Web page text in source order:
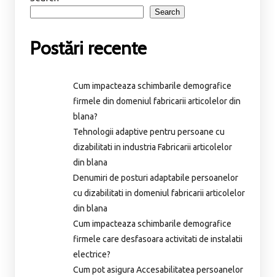
Search
Postări recente
Cum impacteaza schimbarile demografice
firmele din domeniul fabricarii articolelor din
blana?
Tehnologii adaptive pentru persoane cu
dizabilitati in industria Fabricarii articolelor
din blana
Denumiri de posturi adaptabile persoanelor
cu dizabilitati in domeniul fabricarii articolelor
din blana
Cum impacteaza schimbarile demografice
firmele care desfasoara activitati de instalatii
electrice?
Cum pot asigura Accesabilitatea persoanelor